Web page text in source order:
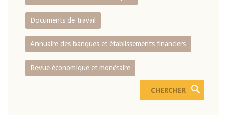
Documents de travail
Annuaire des banques et établissements financiers
Revue économique et monétaire